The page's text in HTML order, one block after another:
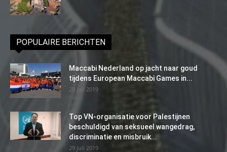
POPULAIRE BERICHTEN
Maccabi Nederland op jacht naar goud
tijdens European Maccabi Games in...
29 juli 2019
Top VN-organisatie voor Palestijnen
beschuldigd van seksueel wangedrag,
discriminatie en misbruik...
29 juli 2019